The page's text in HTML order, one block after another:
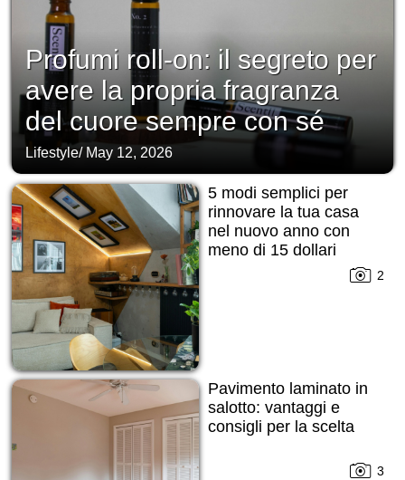
Profumi roll-on: il segreto per
avere la propria fragranza
del cuore sempre con sé
Lifestyle/ May 12, 2026
5 modi semplici per
rinnovare la tua casa
nel nuovo anno con
meno di 15 dollari
2
Pavimento laminato in
salotto: vantaggi e
consigli per la scelta
3